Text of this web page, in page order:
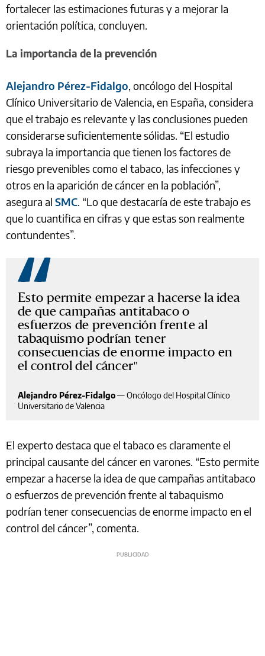
fortalecer las estimaciones futuras y a mejorar la
orientación política, concluyen.
La importancia de la prevención
Alejandro Pérez-Fidalgo, oncólogo del Hospital
Clínico Universitario de Valencia, en España, considera
que el trabajo es relevante y las conclusiones pueden
considerarse suficientemente sólidas. “El estudio
subraya la importancia que tienen los factores de
riesgo prevenibles como el tabaco, las infecciones y
otros en la aparición de cáncer en la población”,
asegura al SMC. “Lo que destacaría de este trabajo es
que lo cuantifica en cifras y que estas son realmente
contundentes”.
Esto permite empezar a hacerse la idea
de que campañas antitabaco o
esfuerzos de prevención frente al
tabaquismo podrían tener
consecuencias de enorme impacto en
el control del cáncer
Alejandro Pérez-Fidalgo—Oncólogo del Hospital Clínico
Universitario de Valencia
El experto destaca que el tabaco es claramente el
principal causante del cáncer en varones. “Esto permite
empezar a hacerse la idea de que campañas antitabaco
o esfuerzos de prevención frente al tabaquismo
podrían tener consecuencias de enorme impacto en el
control del cáncer”, comenta.